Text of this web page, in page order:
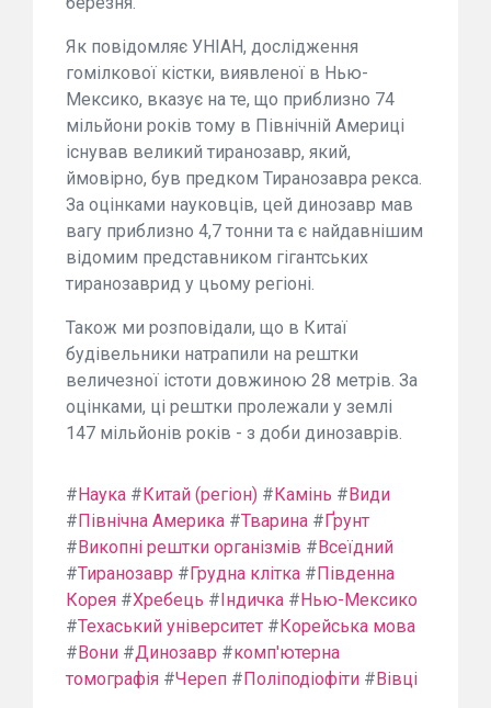
Як повідомляє УНІАН, дослідження
гомілкової кістки, виявленої в Нью-
Мексико, вказує на те, що приблизно 74
мільйони років тому в Північній Америці
існував великий тиранозавр, який,
ймовірно, був предком Тиранозавра рекса.
За оцінками науковців, цей динозавр мав
вагу приблизно 4,7 тонни та є найдавнішим
відомим представником гігантських
тиранозаврид у цьому регіоні.
Також ми розповідали, що в Китаї
будівельники натрапили на рештки
величезної істоти довжиною 28 метрів. За
оцінками, ці рештки пролежали у землі
147 мільйонів років - з доби динозаврів.
#Наука #Китай (регіон) #Камінь #Види
#Північна Америка #Тварина #Ґрунт
#Викопні рештки організмів #Всеїдний
#Тиранозавр #Грудна клітка #Південна
Корея #Хребець #Індичка #Нью-Мексико
#Техаський університет #Корейська мова
#Вони #Динозавр #комп'ютерна
томографія #Череп #Поліподіофіти #Вівці